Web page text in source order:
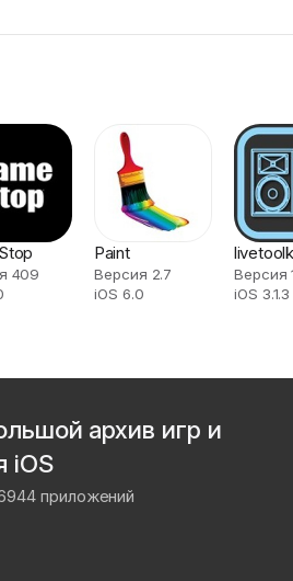
409
Paint
Версия 2.7
iOS 6.0
Версия
iOS 3.1.3
архив игр и
iOS
приложений